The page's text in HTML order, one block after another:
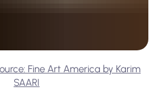
Fine Art America by Karim
SAARI